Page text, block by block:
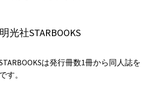
光社STARBOOKS
は発行冊数1冊から同人誌を
す。